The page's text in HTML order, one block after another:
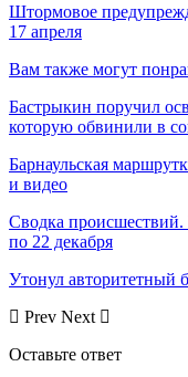
Штормовое
17 апреля
Вам также могут
Бастрыкин поручил
которую обвинили в
Барнаульская
и видео
Сводка происшествий.
по 22 декабря
Утонул авторитетный
Prev Next
Оставьте ответ